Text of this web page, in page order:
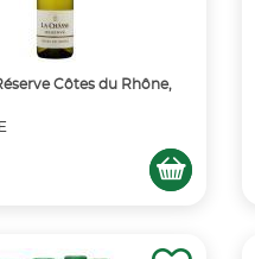
Côtes du Rhône,